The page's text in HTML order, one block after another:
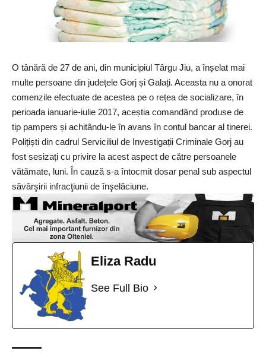
O tânără de 27 de ani, din municipiul Târgu Jiu, a înșelat mai
multe persoane din județele Gorj și Galați. Aceasta nu a onorat
comenzile efectuate de acestea pe o rețea de socializare, în
perioada ianuarie-iulie 2017, aceștia comandând produse de
tip pampers și achitându-le în avans în contul bancar al tinerei.
Polițiști din cadrul Serviciliul de Investigații Criminale Gorj au
fost sesizați cu privire la acest aspect de către persoanele
vătămate, luni. În cauză s-a întocmit dosar penal sub aspectul
săvârşirii infracţiunii de înşelăciune.
Eliza Radu
See Full Bio